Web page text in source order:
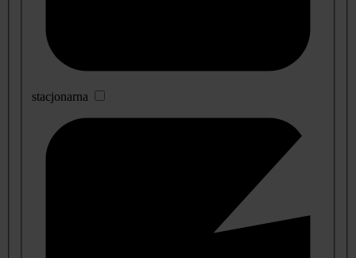
stacjonarna